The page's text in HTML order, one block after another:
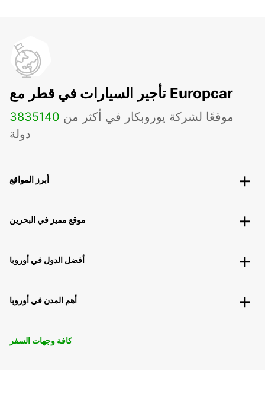
تأجير السيارات في قطر مع Europcar
3835 موقعًا لشركة يوروبكار في أكثر من 140
دولة
أبرز المواقع
موقع مميز في البحرين
أفضل الدول في أوروبا
أهم المدن في أوروبا
كافة وجهات السفر